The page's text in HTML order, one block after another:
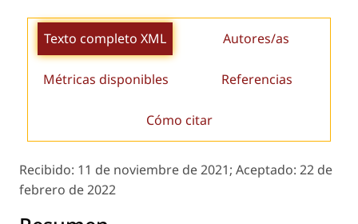
Texto completo XML Autores/as
Métricas disponibles Referencias
Cómo citar
Recibido: 11 de noviembre de 2021; Aceptado: 22 de
febrero de 2022